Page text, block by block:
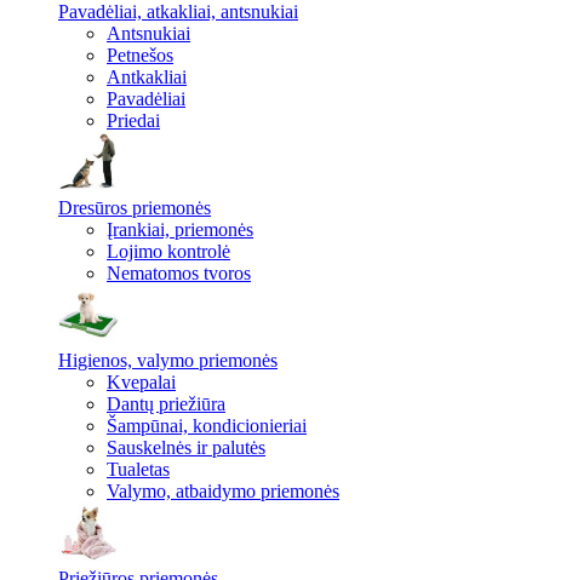
Pavadėliai, atkakliai, antsnukiai
Antsnukiai
Petnešos
Antkakliai
Pavadėliai
Priedai
Dresūros priemonės
Įrankiai, priemonės
Lojimo kontrolė
Nematomos tvoros
Higienos, valymo priemonės
Kvepalai
Dantų priežiūra
Šampūnai, kondicionieriai
Sauskelnės ir palutės
Tualetas
Valymo, atbaidymo priemonės